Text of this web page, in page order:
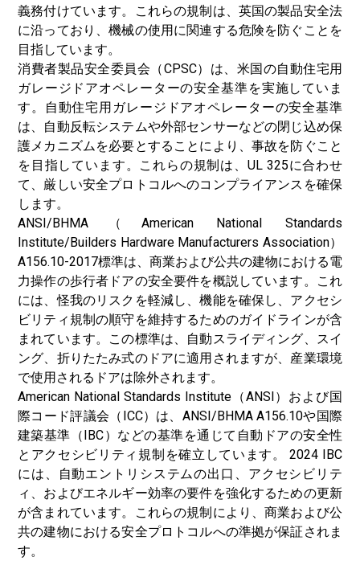
義務付けています。これらの規制は、英国の製品安全法
に沿っており、機械の使用に関連する危険を防ぐことを
目指しています。
消費者製品安全委員会（CPSC）は、米国の自動住宅用
ガレージドアオペレーターの安全基準を実施していま
す。自動住宅用ガレージドアオペレーターの安全基準
は、自動反転システムや外部センサーなどの閉じ込め保
護メカニズムを必要とすることにより、事故を防ぐこと
を目指しています。これらの規制は、UL 325に合わせ
て、厳しい安全プロトコルへのコンプライアンスを確保
します。
ANSI/BHMA（American National Standards
Institute/Builders Hardware Manufacturers Association）
A156.10-2017標準は、商業および公共の建物における電
力操作の歩行者ドアの安全要件を概説しています。これ
には、怪我のリスクを軽減し、機能を確保し、アクセシ
ビリティ規制の順守を維持するためのガイドラインが含
まれています。この標準は、自動スライディング、スイ
ング、折りたたみ式のドアに適用されますが、産業環境
で使用されるドアは除外されます。
American National Standards Institute（ANSI）および国
際コード評議会（ICC）は、ANSI/BHMA A156.10や国際
建築基準（IBC）などの基準を通じて自動ドアの安全性
とアクセシビリティ規制を確立しています。 2024 IBC
には、自動エントリシステムの出口、アクセシビリテ
ィ、およびエネルギー効率の要件を強化するための更新
が含まれています。これらの規制により、商業および公
共の建物における安全プロトコルへの準拠が保証されま
す。